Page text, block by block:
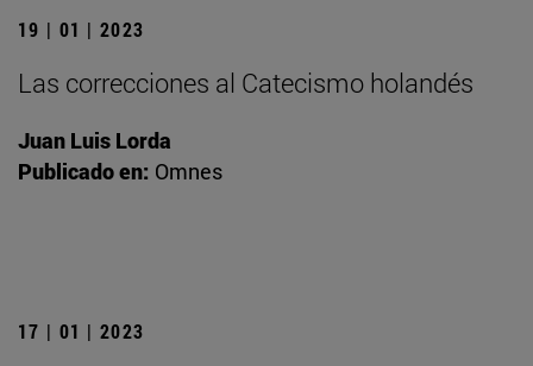
19 | 01 | 2023
Las correcciones al Catecismo holandés
Juan Luis Lorda
Publicado en: Omnes
17 | 01 | 2023